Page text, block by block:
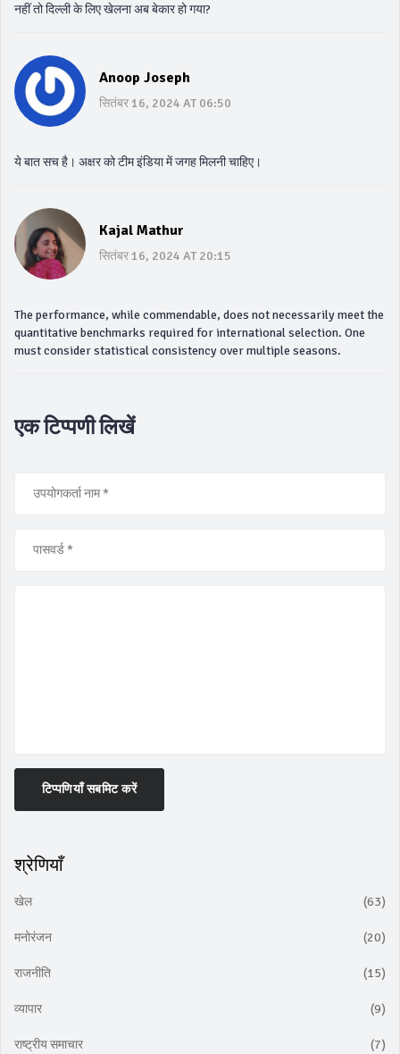
नहीं तो दिल्ली के लिए खेलना अब बेकार हो गया?
Anoop Joseph
सितंबर 16, 2024 AT 06:50
ये बात सच है। अक्षर को टीम इंडिया में जगह मिलनी चाहिए।
Kajal Mathur
सितंबर 16, 2024 AT 20:15
The performance, while commendable, does not necessarily meet the
quantitative benchmarks required for international selection. One
must consider statistical consistency over multiple seasons.
एक टिप्पणी लिखें
टिप्पणियाँ सबमिट करें
श्रेणियाँ
खेल (63)
मनोरंजन (20)
राजनीति (15)
व्यापार (9)
राष्ट्रीय समाचार (7)